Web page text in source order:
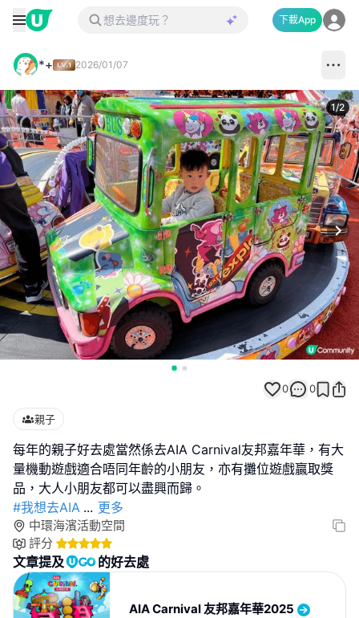
下載App
*+ 2026/01/07
1/2
0 0
親子
每年的親子好去處當然係去AIA Carnival友邦嘉年華，有大
量機動遊戲適合唔同年齡的小朋友，亦有攤位遊戲贏取獎
#我想去AIA ... 更多
中環海濱活動空間
評分
文章提及 的好去處
AIA Carnival 友邦嘉年華2025